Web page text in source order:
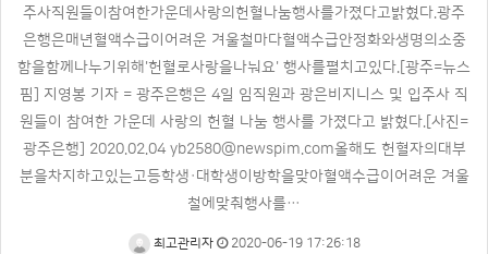
주사직원들이참여한가운데사랑의헌혈나눔행사를가졌다고밝혔다.광주
은행은매년혈액수급이어려운 겨울철마다혈액수급안정화와생명의소중
함을함께나누기위해'헌혈로사랑을나눠요' 행사를펼치고있다.[광주=뉴스
핌] 지영봉 기자 = 광주은행은 4일 임직원과 광은비지니스 및 입주사 직
원들이 참여한 가운데 사랑의 헌혈 나눔 행사를 가졌다고 밝혔다.[사진=
광주은행] 2020.02.04 yb2580@newspim.com올해도 헌혈자의대부
분을차지하고있는고등학생·대학생이방학을맞아혈액수급이어려운 겨울
철에맞춰행사를…
최고관리자 2020-06-19 17:26:18